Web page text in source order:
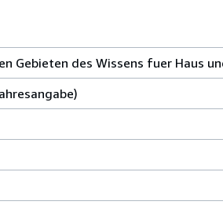
Gebieten des Wissens fuer Haus